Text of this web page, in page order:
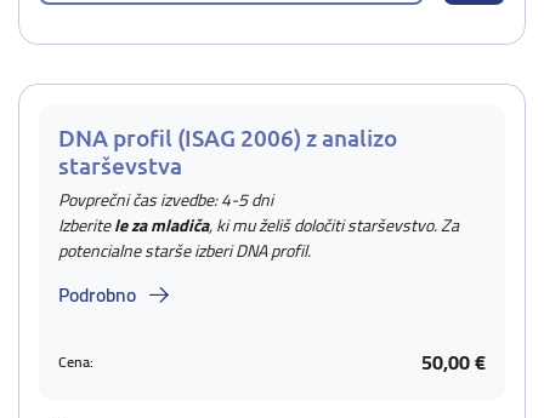
DNA profil (ISAG 2006) z analizo
starševstva
Povprečni čas izvedbe: 4-5 dni
Izberitele za mladiča, ki mu želiš določiti starševstvo. Za
potencialne starše izberi DNA profil.
Podrobno
Cena: 50,00 €